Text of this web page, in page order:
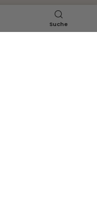
Suche